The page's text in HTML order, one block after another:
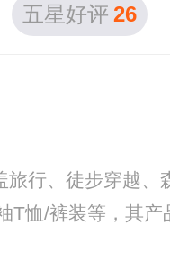
五星好评 26
旅行、徒步穿越、
T恤/裤装等，其产